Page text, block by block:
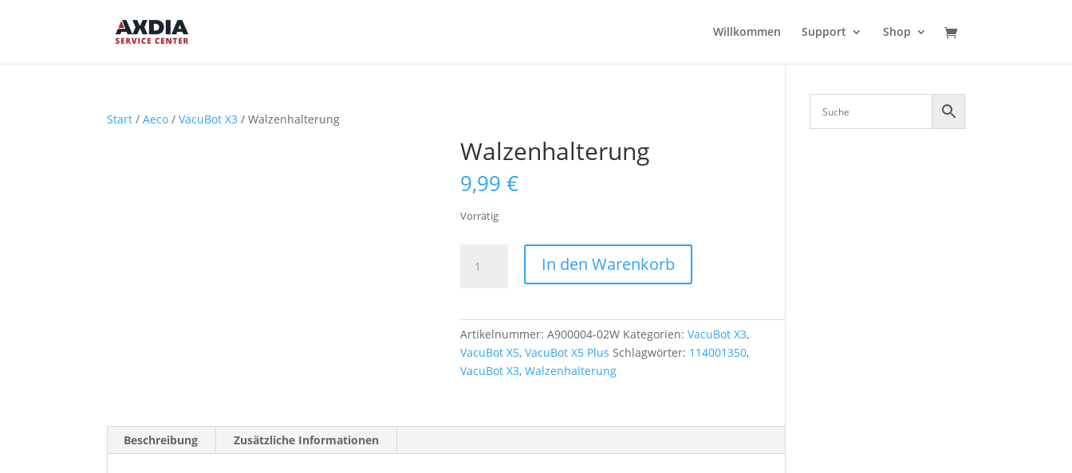
Willkommen Support Shop
Start /Aeco /VacuBot X3 / Walzenhalterung
Walzenhalterung
9,99 €
Vorrätig
Menge
In den Warenkorb
Artikelnummer: A900004-02W Kategorien: VacuBot X3,
VacuBot X5, VacuBot X5 Plus Schlagwörter: 114001350,
VacuBot X3, Walzenhalterung
Beschreibung Zusätzliche Informationen